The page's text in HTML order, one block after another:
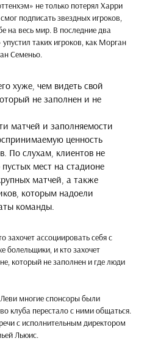
не только потерял Харри
подписать звездных игроков,
на весь мир. В последние два
таких игроков, как Морган
Семеньо.
хуже, чем видеть свой
не заполнен и не
матчей и заполняемости
ценность
По слухам, клиентов не
мест на стадионе
матчей, а также
которым надоели
команды.
захочет ассоциировать себя с
болельщики, и кто захочет
который не заполнен и где люди
многие спонсоры были
клуба перестало с ними общаться.
с исполнительным директором
Льюис.